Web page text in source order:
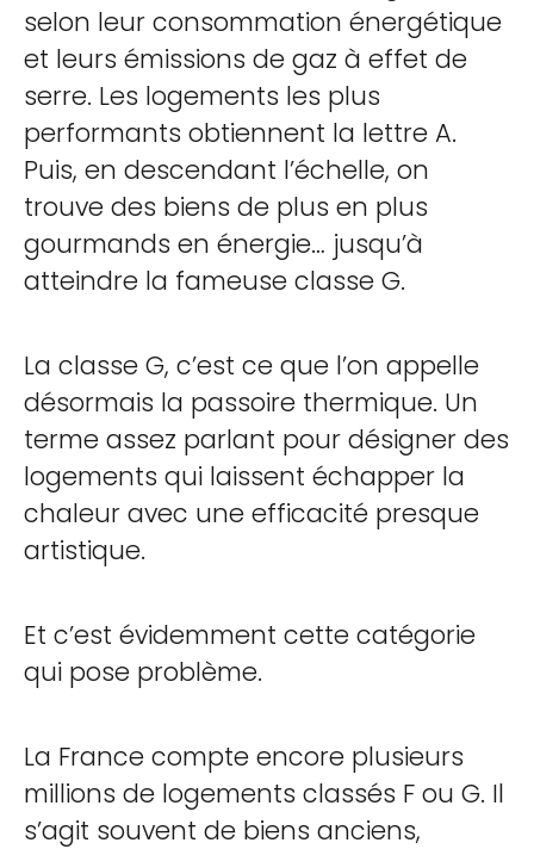
selon leur consommation énergétique
et leurs émissions de gaz à effet de
serre. Les logements les plus
performants obtiennent la lettre A.
Puis, en descendant l’échelle, on
trouve des biens de plus en plus
gourmands en énergie… jusqu’à
atteindre la fameuse classe G.
La classe G, c’est ce que l’on appelle
désormais la passoire thermique. Un
terme assez parlant pour désigner des
logements qui laissent échapper la
chaleur avec une efficacité presque
artistique.
Et c’est évidemment cette catégorie
qui pose problème.
La France compte encore plusieurs
millions de logements classés F ou G. Il
s’agit souvent de biens anciens,